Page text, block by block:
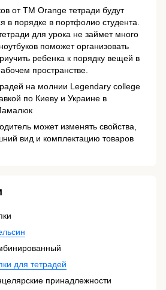
от ТМ Orange тетради будут
в порядке в портфолио студента.
для урока не займет много
поможет организовать
ребенка к порядку вещей в
пространстве.
на молнии Legendary college
по Киеву и Украине в
может изменять свойства,
вид и комплектацию товаров
для тетрадей
принадлежности